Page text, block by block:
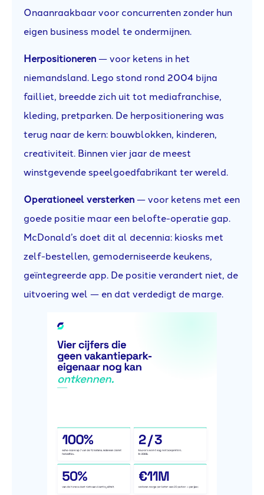
Onaanraakbaar voor concurrenten zonder hun
eigen business model te ondermijnen.
Herpositioneren— voor ketens in het
niemandsland. Lego stond rond 2004 bijna
failliet, breedde zich uit tot mediafranchise,
kleding, pretparken. De herpositionering was
terug naar de kern: bouwblokken, kinderen,
creativiteit. Binnen vier jaar de meest
winstgevende speelgoedfabrikant ter wereld.
Operationeel versterken— voor ketens met een
goede positie maar een belofte-operatie gap.
McDonald’s doet dit al decennia: kiosks met
zelf-bestellen, gemoderniseerde keukens,
geïntegreerde app. De positie verandert niet, de
uitvoering wel — en dat verdedigt de marge.